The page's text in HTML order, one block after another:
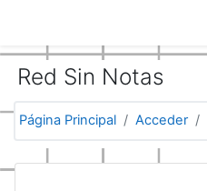
Red Sin Notas
Página Principal Acceder